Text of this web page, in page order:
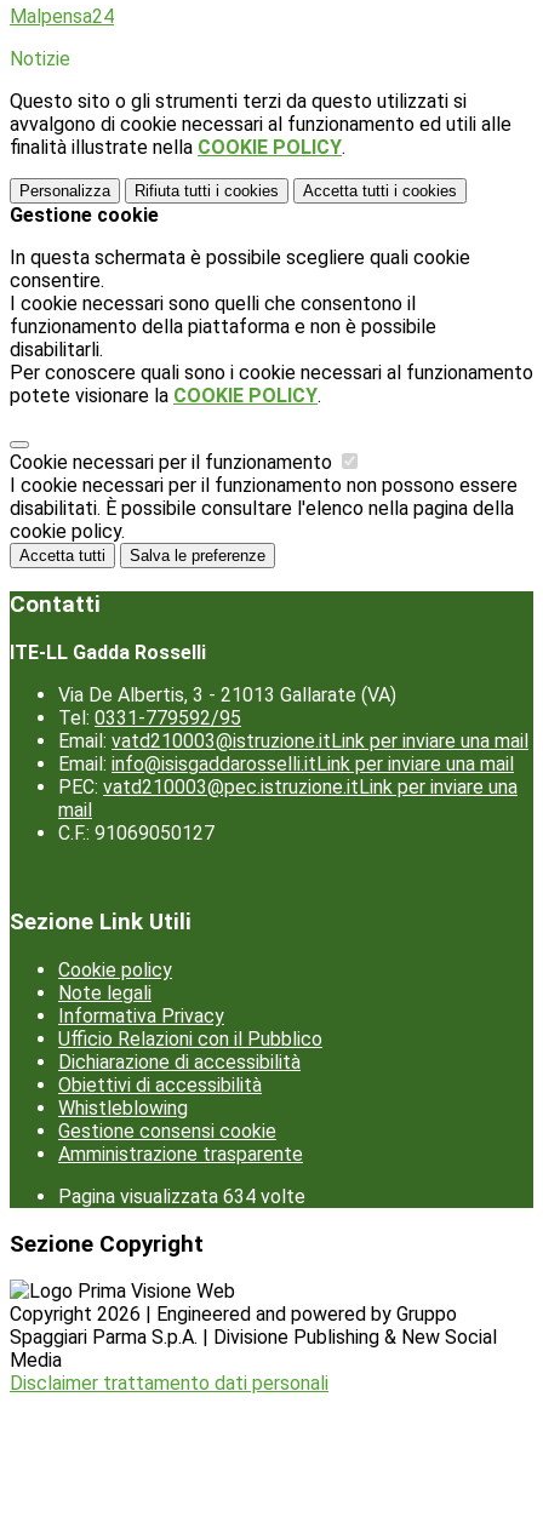
Malpensa24
Notizie
Questo sito o gli strumenti terzi da questo utilizzati si
avvalgono di cookie necessari al funzionamento ed utili alle
finalità illustrate nella COOKIE POLICY.
Personalizza Rifiuta tutti i cookies Accetta tutti i cookies
Gestione cookie
In questa schermata è possibile scegliere quali cookie
consentire.
I cookie necessari sono quelli che consentono il
funzionamento della piattaforma e non è possibile
disabilitarli.
Per conoscere quali sono i cookie necessari al funzionamento
potete visionare la COOKIE POLICY.
Cookie necessari per il funzionamento
I cookie necessari per il funzionamento non possono essere
disabilitati. È possibile consultare l'elenco nella pagina della
cookie policy.
Accetta tutti Salva le preferenze
Contatti
ITE-LL Gadda Rosselli
Via De Albertis, 3 - 21013 Gallarate (VA)
Tel: 0331-779592/95
Email: vatd210003@istruzione.itLink per inviare una mail
Email: info@isisgaddarosselli.itLink per inviare una mail
PEC: vatd210003@pec.istruzione.itLink per inviare una
mail
C.F.: 91069050127
Sezione Link Utili
Cookie policy
Note legali
Informativa Privacy
Ufficio Relazioni con il Pubblico
Dichiarazione di accessibilità
Obiettivi di accessibilità
Whistleblowing
Gestione consensi cookie
Amministrazione trasparente
Pagina visualizzata 634 volte
Sezione Copyright
Copyright 2026 | Engineered and powered by Gruppo
Spaggiari Parma S.p.A. | Divisione Publishing & New Social
Media
Disclaimer trattamento dati personali